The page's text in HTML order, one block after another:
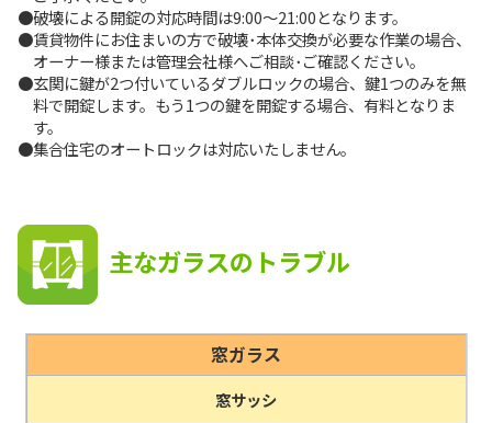
●破壊による開錠の対応時間は9:00～21:00となります。
●賃貸物件にお住まいの方で破壊･本体交換が必要な作業の場合、
オーナー様または管理会社様へご相談･ご確認ください。
●玄関に鍵が2つ付いているダブルロックの場合、鍵1つのみを無
料で開錠します。もう1つの鍵を開錠する場合、有料となりま
す。
●集合住宅のオートロックは対応いたしません。
主なガラスのトラブル
窓ガラス
窓サッシ